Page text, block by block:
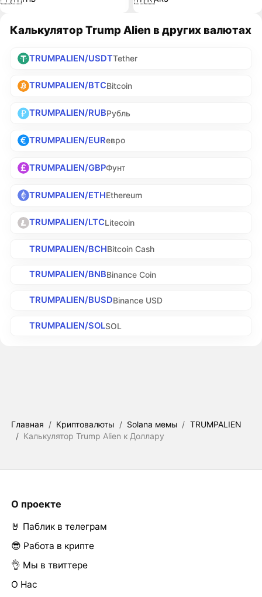
Калькулятор Trump Alien в других валютах
TRUMPALIEN/USDTTether
TRUMPALIEN/BTCBitcoin
TRUMPALIEN/RUBРубль
TRUMPALIEN/EURевро
TRUMPALIEN/GBPФунт
TRUMPALIEN/ETHEthereum
TRUMPALIEN/LTCLitecoin
TRUMPALIEN/BCHBitcoin Cash
TRUMPALIEN/BNBBinance Coin
TRUMPALIEN/BUSDBinance USD
TRUMPALIEN/SOLSOL
Главная / Криптовалюты / Solana мемы / TRUMPALIEN
/ Калькулятор Trump Alien к Доллару
О проекте
🤘 Паблик в телеграм
😎 Работа в крипте
👌 Мы в твиттере
О Нас